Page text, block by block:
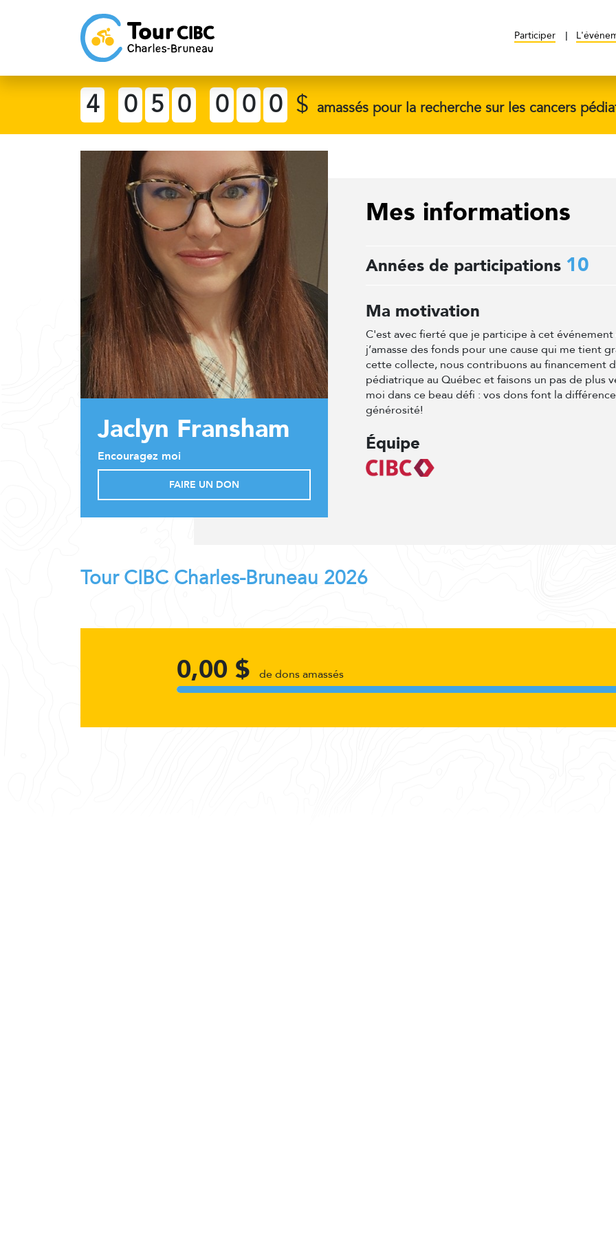
Participer
4 0 5 0 0 0 0 $ amassés pour la recherche sur les cancers
Jaclyn Fransham
Encouragez moi
FAIRE UN DON
Mes informations
Années de participations 10
Ma motivation
C'est avec fierté que je participe à cet
j’amasse des fonds pour une cause qui me tient
cette collecte, nous contribuons au financement
pédiatrique au Québec et faisons un pas de plus
moi dans ce beau défi : vos dons font la
générosité!
Équipe
Tour CIBC Charles-Bruneau 2026
0,00 $ de dons amassés